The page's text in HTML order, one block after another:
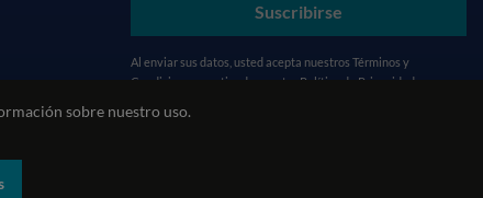
sobre nuestro uso.
Suscribirse
Al enviar sus datos, usted acepta nuestros Términos y
Condiciones
y entiende nuestra Política de Privacidad
by red